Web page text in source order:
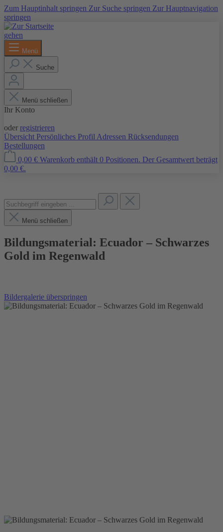
Zum Hauptinhalt springen Zur Suche springen Zur Hauptnavigation
springen
Menü
Suche
Menü schließen
Ihr Konto
oder registrieren
Übersicht Persönliches Profil Adressen Rücksendungen
Bestellungen
0,00 € Warenkorb enthält 0 Positionen. Der Gesamtwert beträgt
0,00 €.
Menü schließen
Bildungsmaterial: Ecuador – Schwarzes
Gold im Regenwald
Bildergalerie überspringen